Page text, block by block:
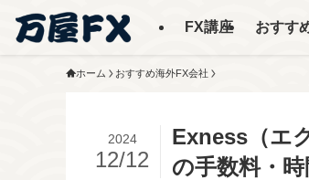
FX講座 おすす
ホーム おすすめ海外FX会社
Exness（エ
の手数料・
2024
12/12